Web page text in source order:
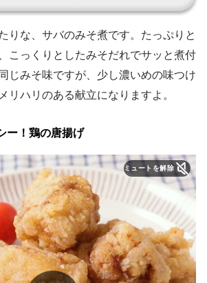
りな、サバのみそ煮です。たっぷりと
こっくりとしたみそだれでサッと煮付
じみそ味ですが、少し濃いめの味つけ
リハリのある献立になりますよ。
ー！鶏の唐揚げ
ミュートを解除